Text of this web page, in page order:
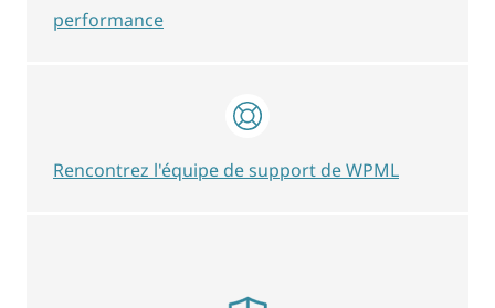
performance
Rencontrez l'équipe de support de WPML